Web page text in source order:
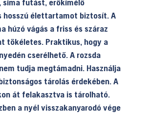
futást, erőkímélő
hosszú élettartamot biztosít. A
húzó vágás a friss és száraz
tökéletes. Praktikus, hogy a
cserélhető. A rozsda
tudja megtámadni. Használja
tárolás érdekében. A
át felakasztva is tárolható.
a nyél visszakanyarodó vége